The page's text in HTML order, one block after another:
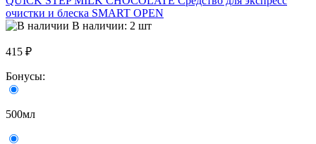
очистки и блеска SMART OPEN
В наличии: 2 шт
415 ₽
Бонусы:
500мл